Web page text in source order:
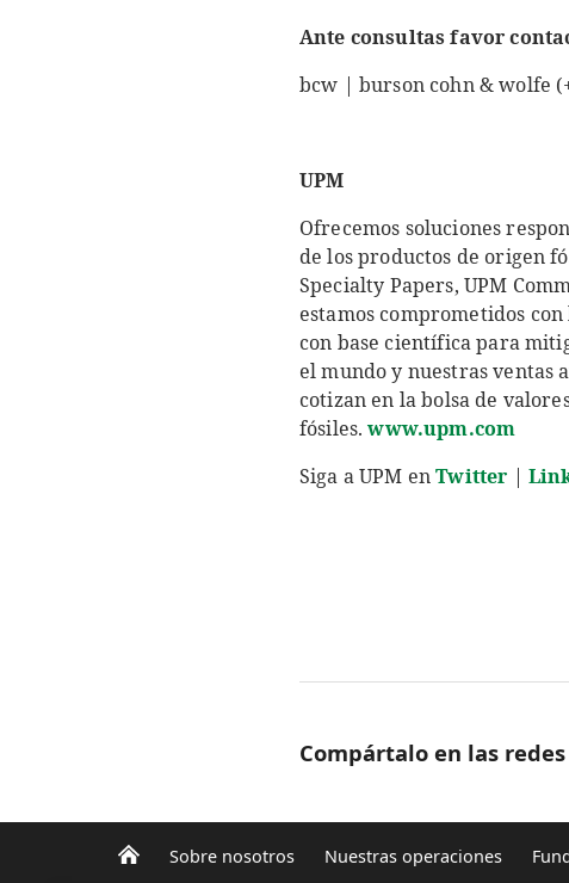
Ante consultas favor
bcw | burson cohn & wolfe
UPM
Ofrecemos soluciones
de los productos de origen
Specialty Papers, UPM
estamos comprometidos
con base científica para
el mundo y nuestras ventas
cotizan en la bolsa de
fósiles.www.upm.com
Siga a UPM enTwitter |
Compártalo en las
Sobre nosotros Nuestras operaciones